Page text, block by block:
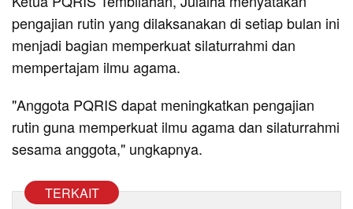
pengajian rutin yang dilaksanakan di setiap bulan ini
menjadi bagian memperkuat silaturrahmi dan
mempertajam ilmu agama.
"Anggota PQRIS dapat meningkatkan pengajian
rutin guna memperkuat ilmu agama dan silaturrahmi
sesama anggota," ungkapnya.
TERKAIT